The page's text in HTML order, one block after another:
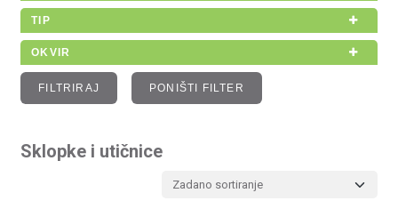
TIP
OKVIR
FILTRIRAJ PONIŠTI FILTER
Sklopke i utičnice